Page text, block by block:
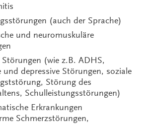
(auch der Sprache)
und neuromuskuläre
Störungen (wie z.B. ADHS,
und depressive Störungen, soziale
Störung des
Schulleistungsstörungen)
Erkrankungen
Schmerzstörungen,